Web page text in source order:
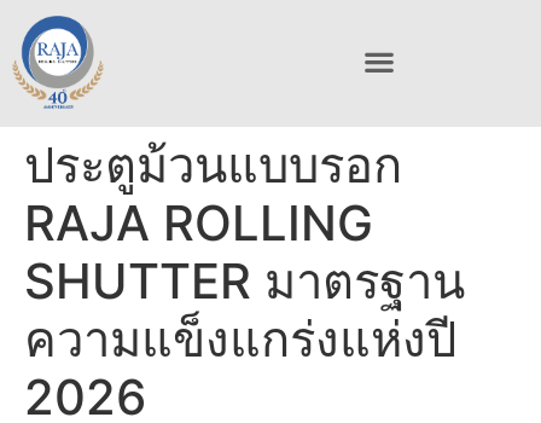
ประตูม้วนแบบรอก
RAJA ROLLING
SHUTTER มาตรฐาน
ความแข็งแกร่งแห่งปี
2026